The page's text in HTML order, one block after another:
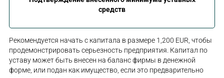
средств
Рекомендуется начать с капитала в размере 1,200 EUR, чтобы
продемонстрировать серьезность предприятия. Капитал по
уставу может быть внесен на баланс фирмы в денежной
форме, или подан как имущество, если это предварительно